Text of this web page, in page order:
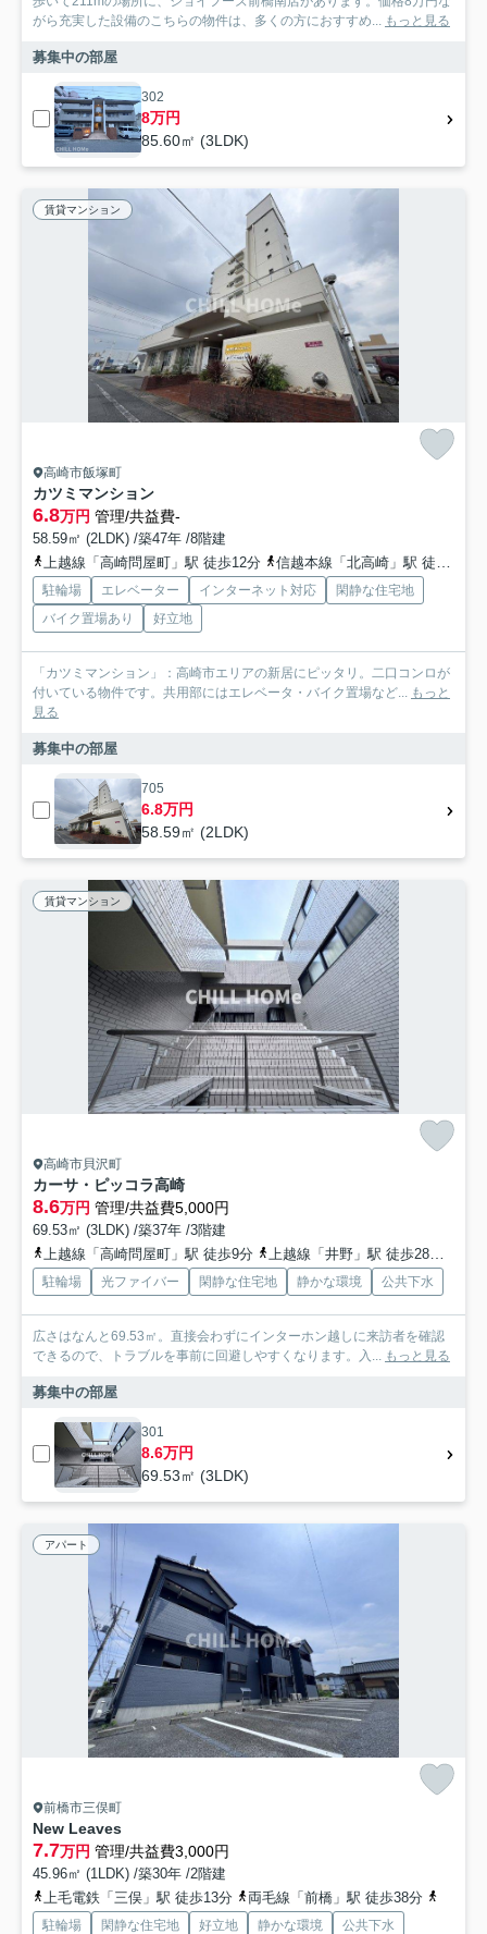
がら充実した設備のこちらの物件は、多くの方におすすめ...
もっと見る
募集中の部屋
302
8万円
85.60㎡ (3LDK)
賃貸マンション
高崎市飯塚町
カツミマンション
6.8万円 管理/共益費-
58.59㎡ (2LDK) /築47年 /8階建
上越線「高崎問屋町」駅 徒歩12分
信越本線「北高崎」駅 徒歩18分
駐輪場 エレベーター インターネット対応
閑静な住宅地
バイク置場あり
好立地
「カツミマンション」：高崎市エリアの新居にピッタリ。二口コンロが
付いている物件です。共用部にはエレベータ・バイク置場など...
もっと
見る
募集中の部屋
705
6.8万円
58.59㎡ (2LDK)
賃貸マンション
高崎市貝沢町
カーサ・ピッコラ高崎
8.6万円 管理/共益費5,000円
69.53㎡ (3LDK) /築37年 /3階建
上越線「高崎問屋町」駅 徒歩9分
上越線「井野」駅 徒歩28分
駐輪場 光ファイバー 閑静な住宅地 静かな環境 公共下水
広さはなんと69.53㎡。直接会わずにインターホン越しに来訪者を確認
できるので、トラブルを事前に回避しやすくなります。入...
もっと見る
募集中の部屋
301
8.6万円
69.53㎡ (3LDK)
アパート
前橋市三俣町
New Leaves
7.7万円 管理/共益費3,000円
45.96㎡ (1LDK) /築30年 /2階建
上毛電鉄「三俣」駅 徒歩13分
両毛線「前橋」駅 徒歩38分
駐輪場 閑静な住宅地 好立地 静かな環境 公共下水